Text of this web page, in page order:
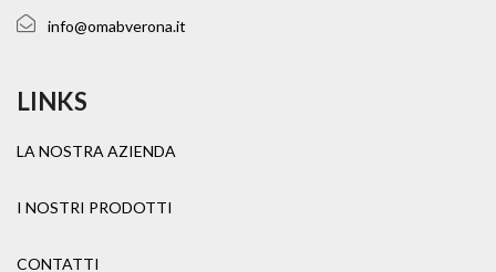
info@omabverona.it
LINKS
LA NOSTRA AZIENDA
I NOSTRI PRODOTTI
CONTATTI